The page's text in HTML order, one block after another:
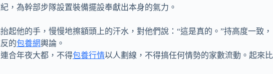
，為幹部步隊設置裝備擺設奉獻出本身的氣力。
他的手，慢慢地擦額頭上的汗水，對他們說：“這是真的。”持高度一致，
的包養網輿論。
合年夜大都，不得包養行情以人劃線，不得搞任何情勢的家數流動。起來比